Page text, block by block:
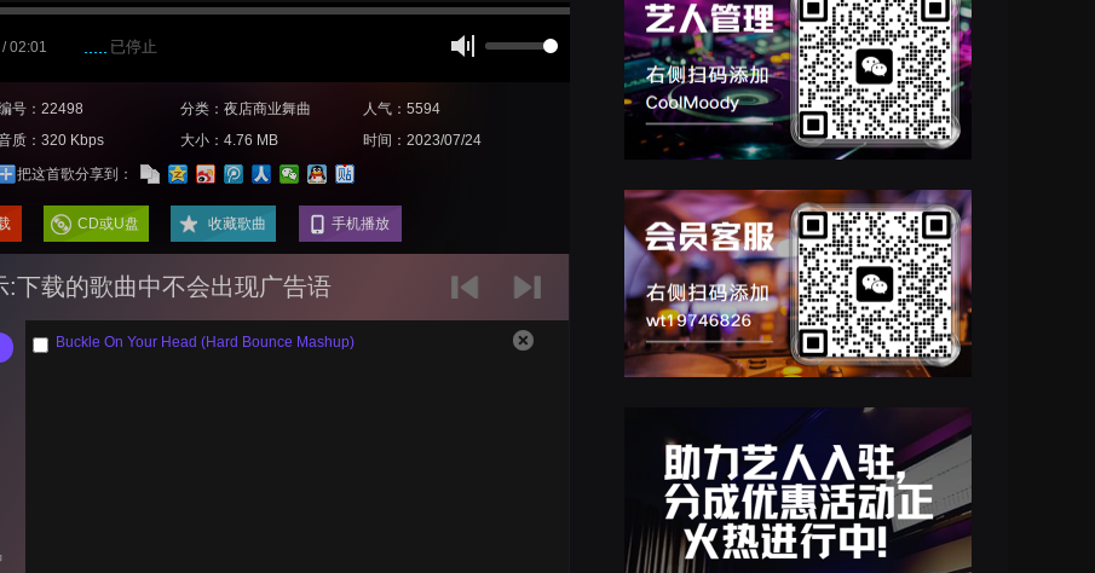
02:01 已停止
号：22498 分类：夜店商业舞曲
人气：5594
质：320 Kbps
大小：4.76 MB
时间：2023/07/24
把这首歌分享到：
CD或U盘 收藏歌曲 手机播放
:下载的歌曲中不会出现广告语
Buckle On Your Head (Hard Bounce Mashup)